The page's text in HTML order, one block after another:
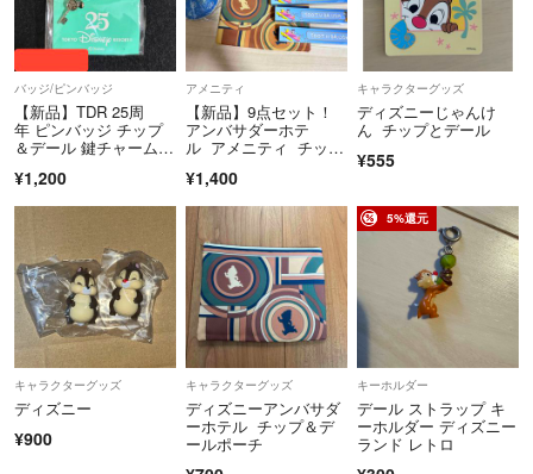
⚠️申請承認後の無断キャンセルが増えており迷惑しております。。悪評
価をつけさせていただきますm(_ _)m
⚠️当たり前ですが…偽物は出品しません！
「本物ですか？」っいうご質問にはお答えしません。
また、定価、購入価格もお答えしませんm(_ _)m
ご自身でお調べ願います。
気持ちの良い取り引きになるよう、宜しくお願いします✨
バッジ/ピンバッジ
【新品】TDR 25周
年 ピンバッジ チップ
＆デール 鍵チャーム付
¥1,200
アメニティ
【新品】9点セット！
アンバサダーホテ
ル アメニティ チップ
¥1,400
キャラクターグッズ
ディズニーじゃんけ
ん チップとデール
¥555
キャラクターグッズ
ディズニー
¥900
キャラクターグッズ
ディズニーアンバサダ
ーホテル チップ＆デ
ールポーチ
5%還元
キーホルダー
デール ストラップ キ
ーホルダー ディズニー
ランド レトロ